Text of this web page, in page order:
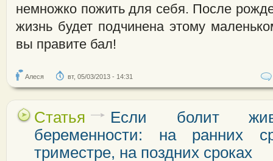
немножко пожить для себя. После
жизнь будет подчинена этому
вы правите бал!
Алеся вт, 05/03/2013 - 14:31
Статья
Если болит
беременности: на ранних
триместре, на поздних сроках